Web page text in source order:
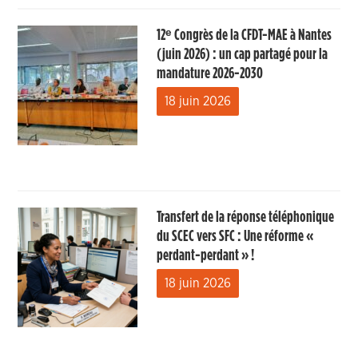
12ᵉ Congrès de la CFDT-MAE à Nantes
(juin 2026) : un cap partagé pour la
mandature 2026-2030
18 juin 2026
Transfert de la réponse téléphonique
du SCEC vers SFC : Une réforme «
perdant-perdant » !
18 juin 2026